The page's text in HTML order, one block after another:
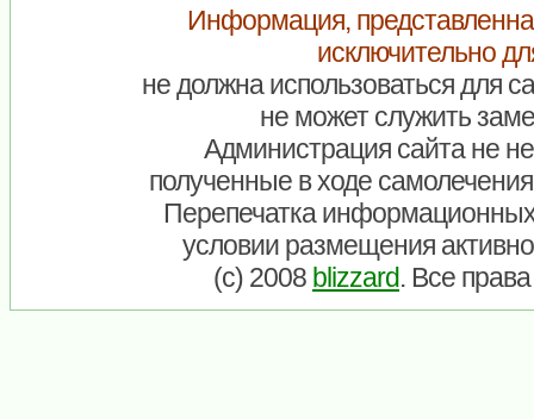
Информация,
исключительно
не должна использоваться для
не может служить
Администрация сайта не
полученные в ходе
Перепечатка
условии размещения
(c) 2008 blizzard. Все